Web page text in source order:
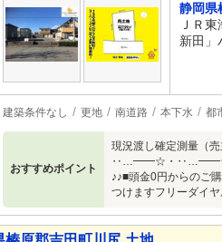
静岡県
ＪＲ
新田」
建築条件なし 更地 南道路 本下水 都
おすすめポイント
現況渡し確定測量
‥…━━☆・‥…━━☆最適
♪♪■頭金0円からのご
つけますフリー